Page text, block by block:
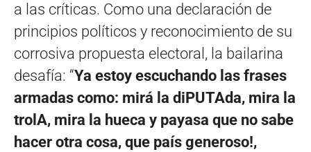
a las críticas. Como una declaración de
principios políticos y reconocimiento de su
corrosiva propuesta electoral, la bailarina
desafía: “Ya estoy escuchando las frases
armadas como: mirá la diPUTAda, mira la
trolA, mira la hueca y payasa que no sabe
hacer otra cosa, que país generoso!,